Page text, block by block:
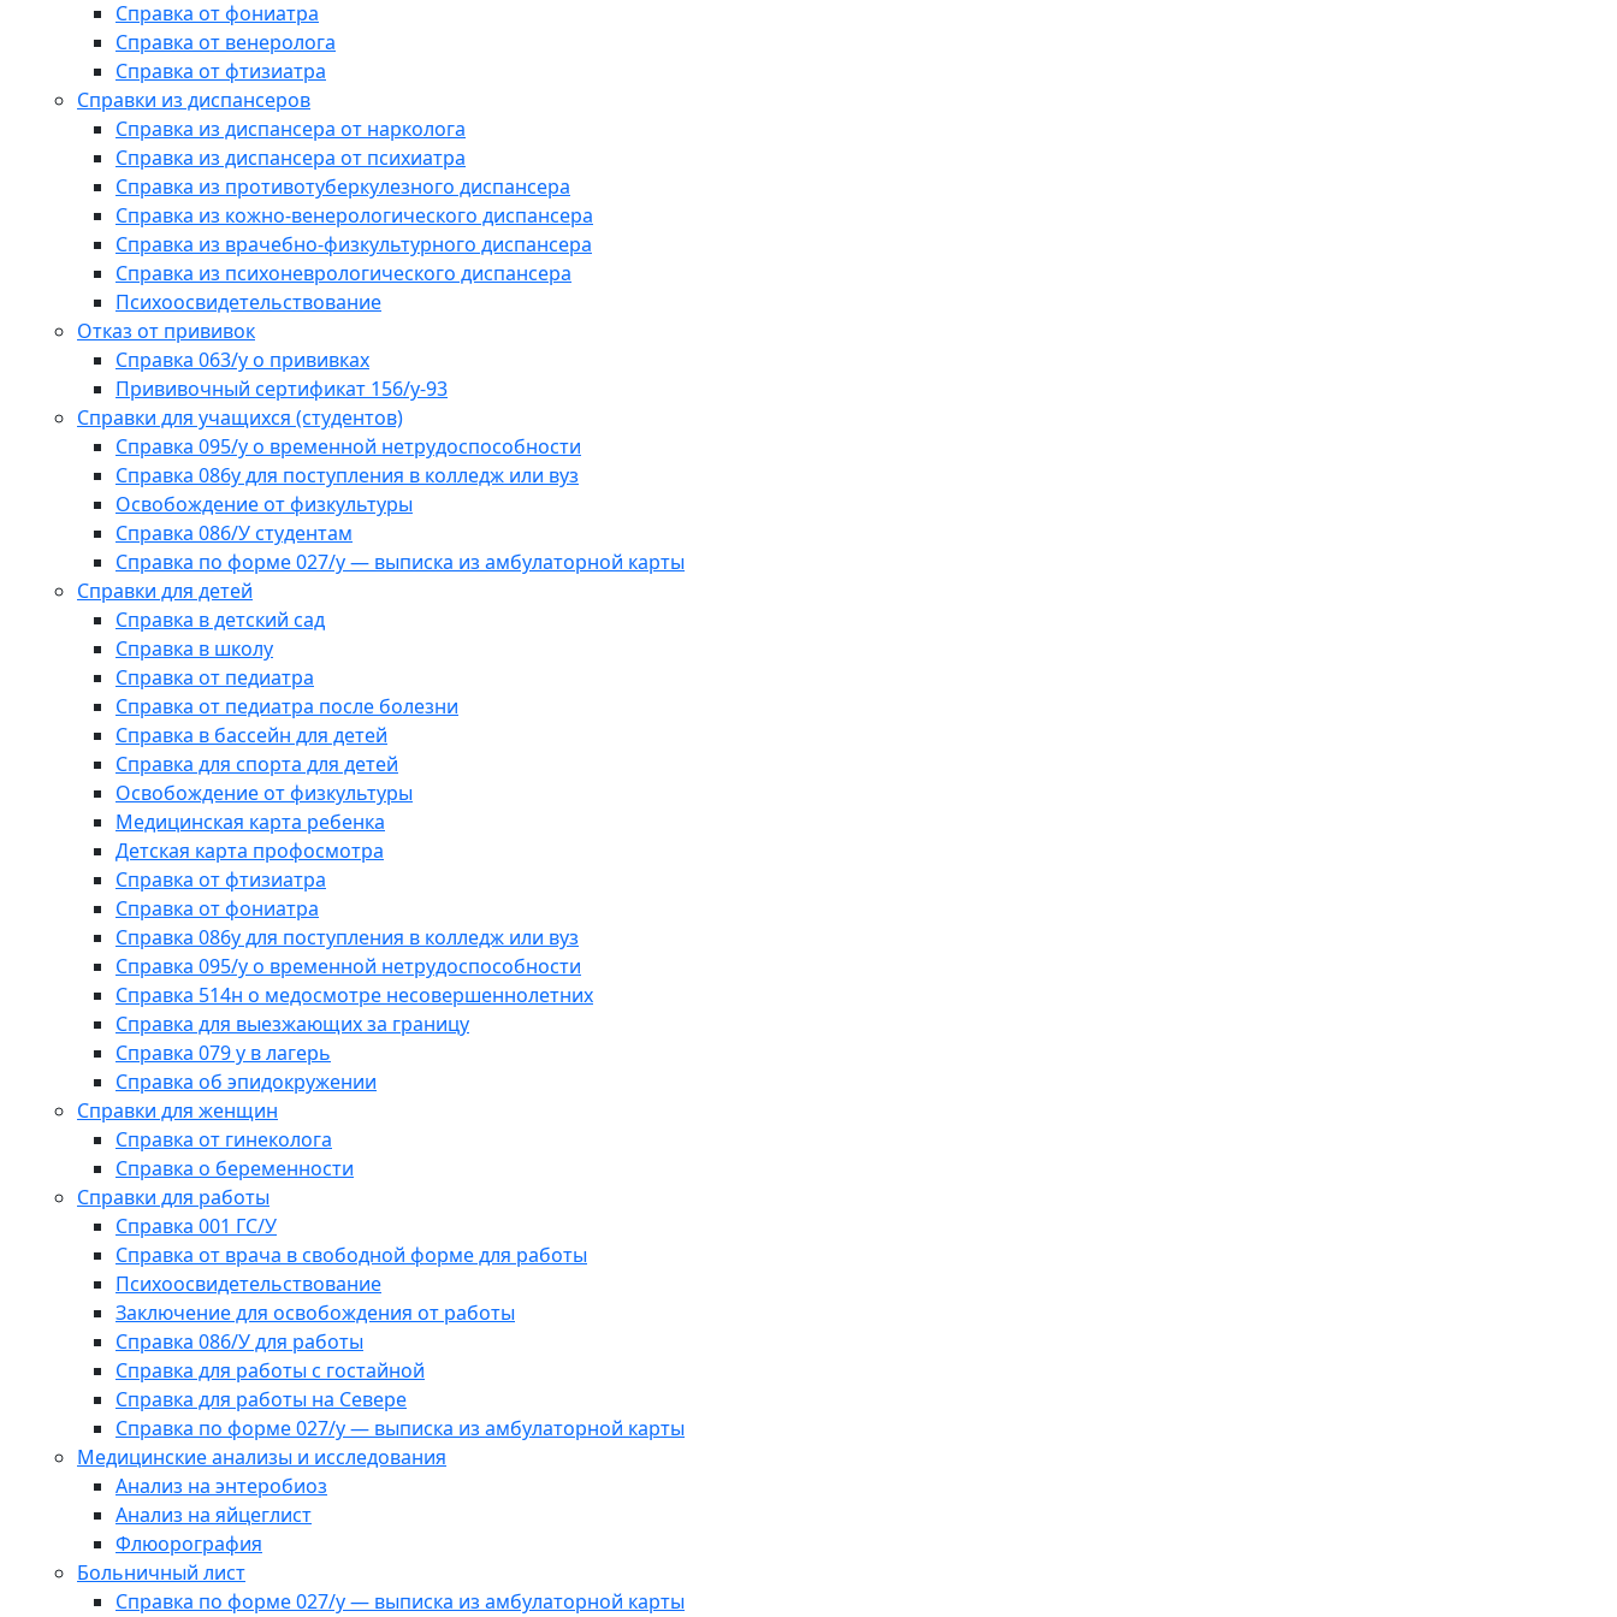
Справка от фониатра
Справка от венеролога
Справка от фтизиатра
Справки из диспансеров
Справка из диспансера от нарколога
Справка из диспансера от психиатра
Справка из противотуберкулезного диспансера
Справка из кожно-венерологического диспансера
Справка из врачебно-физкультурного диспансера
Справка из психоневрологического диспансера
Психоосвидетельствование
Отказ от прививок
Справка 063/у о прививках
Прививочный сертификат 156/у-93
Справки для учащихся (студентов)
Справка 095/у о временной нетрудоспособности
Справка 086у для поступления в колледж или вуз
Освобождение от физкультуры
Справка 086/У студентам
Справка по форме 027/у — выписка из амбулаторной карты
Справки для детей
Справка в детский сад
Справка в школу
Справка от педиатра
Справка от педиатра после болезни
Справка в бассейн для детей
Справка для спорта для детей
Освобождение от физкультуры
Медицинская карта ребенка
Детская карта профосмотра
Справка от фтизиатра
Справка от фониатра
Справка 086у для поступления в колледж или вуз
Справка 095/у о временной нетрудоспособности
Справка 514н о медосмотре несовершеннолетних
Справка для выезжающих за границу
Справка 079 у в лагерь
Справка об эпидокружении
Справки для женщин
Справка от гинеколога
Справка о беременности
Справки для работы
Справка 001 ГС/У
Справка от врача в свободной форме для работы
Психоосвидетельствование
Заключение для освобождения от работы
Справка 086/У для работы
Справка для работы с гостайной
Справка для работы на Севере
Справка по форме 027/у — выписка из амбулаторной карты
Медицинские анализы и исследования
Анализ на энтеробиоз
Анализ на яйцеглист
Флюорография
Больничный лист
Справка по форме 027/у — выписка из амбулаторной карты